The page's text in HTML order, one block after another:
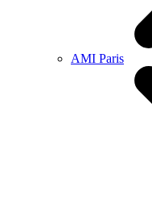
AMI Paris